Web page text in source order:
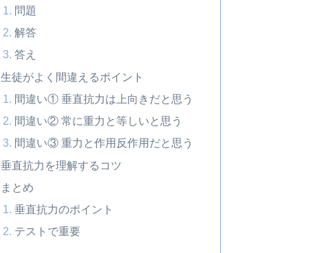
問題
解答
答え
生徒がよく間違えるポイント
間違い① 垂直抗力は上向きだと思う
間違い② 常に重力と等しいと思う
間違い③ 重力と作用反作用だと思う
垂直抗力を理解するコツ
まとめ
垂直抗力のポイント
テストで重要